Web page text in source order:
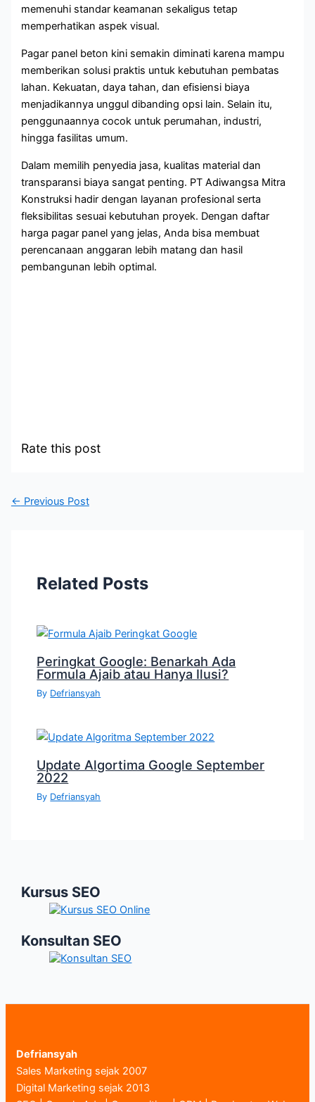
memenuhi standar keamanan sekaligus tetap
memperhatikan aspek visual.
Pagar panel beton kini semakin diminati karena mampu
memberikan solusi praktis untuk kebutuhan pembatas
lahan. Kekuatan, daya tahan, dan efisiensi biaya
menjadikannya unggul dibanding opsi lain. Selain itu,
penggunaannya cocok untuk perumahan, industri,
hingga fasilitas umum.
Dalam memilih penyedia jasa, kualitas material dan
transparansi biaya sangat penting. PT Adiwangsa Mitra
Konstruksi hadir dengan layanan profesional serta
fleksibilitas sesuai kebutuhan proyek. Dengan daftar
harga pagar panel yang jelas, Anda bisa membuat
perencanaan anggaran lebih matang dan hasil
pembangunan lebih optimal.
Rate this post
← Previous Post
Related Posts
Peringkat Google: Benarkah Ada
Formula Ajaib atau Hanya Ilusi?
By Defriansyah
Update Algortima Google September
2022
By Defriansyah
Kursus SEO
Konsultan SEO
Defriansyah
Sales Marketing sejak 2007
Digital Marketing sejak 2013